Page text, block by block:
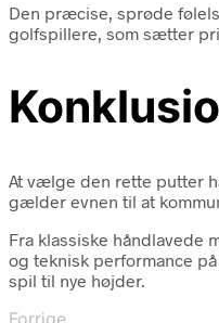
Den præcise, sprøde
golfspillere, som sætter
At vælge den rette putter
gælder evnen til at
Fra klassiske
og teknisk performance
spil til nye højder.